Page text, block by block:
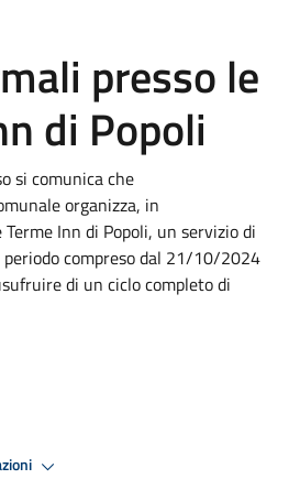
presso le
di Popoli
si comunica che
organizza, in
Inn di Popoli, un servizio di
compreso dal 21/10/2024
di un ciclo completo di